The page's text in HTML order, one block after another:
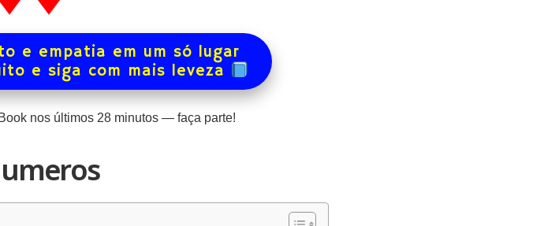
e empatia em um só lugar
e siga com mais leveza
nos últimos 28minutos — faça parte!